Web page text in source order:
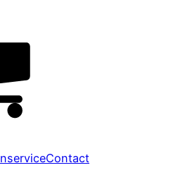
Contact